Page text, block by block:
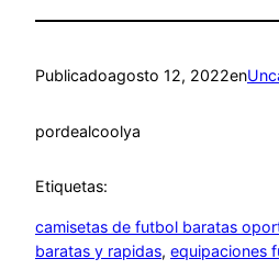
Publicadoagosto 12, 2022en
pordealcoolya
Etiquetas:
camisetas de futbol baratas
baratas y rapidas, equipaciones